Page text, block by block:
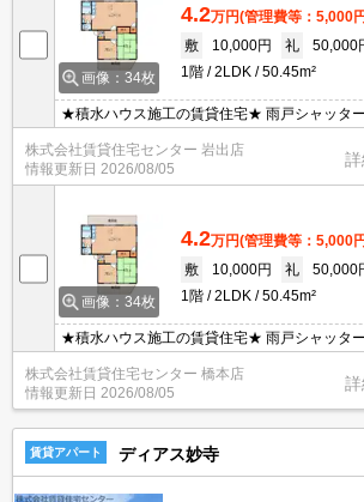
画像：34枚
4.2万円(管理費等：5,000
敷
10,000円 礼
50,000
1階
2LDK 50.45m²
★積水ハウス施工の賃貸住宅★ 雨戸シャッター
用の交渉は、賃貸住宅センターまで！！
株式会社賃貸住宅センター 岩出店
情報更新日 2026/08/05
画像：34枚
4.2万円(管理費等：5,000
敷
10,000円 礼
50,000
1階
2LDK 50.45m²
★積水ハウス施工の賃貸住宅★ 雨戸シャッター
用の交渉は、賃貸住宅センターまで！！
株式会社賃貸住宅センター 橋本店
情報更新日 2026/08/05
賃貸アパート ディアス妙寺